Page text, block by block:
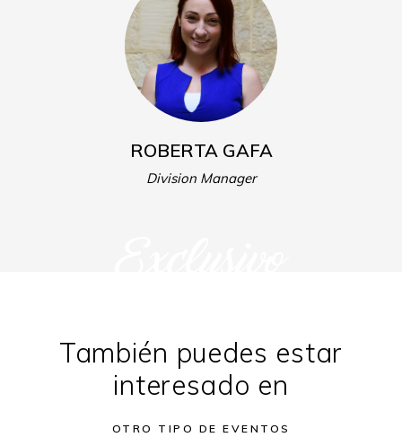
ROBERTA GAFA
Division Manager
También puedes estar
interesado en
OTRO TIPO DE EVENTOS